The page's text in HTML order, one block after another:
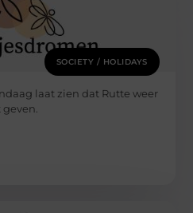
SOCIETY / HOLIDAYS
laat zien dat Rutte weer